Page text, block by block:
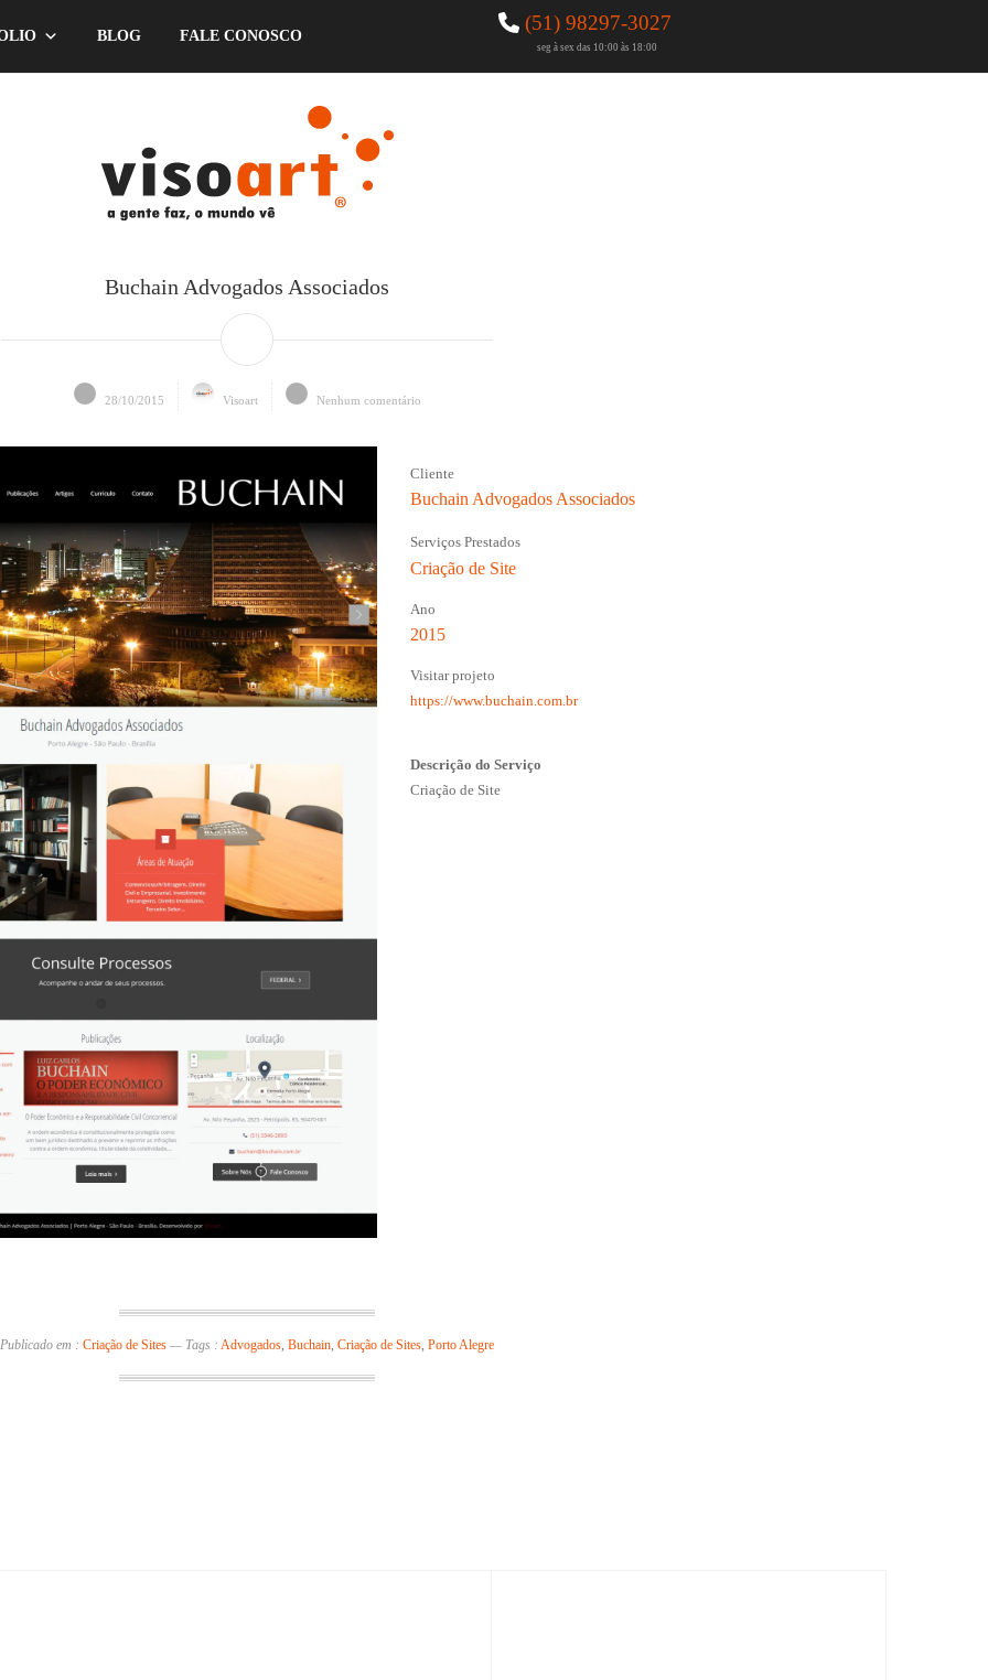
BLOG FALE CONOSCO
(51) 98297-3027
seg à sex das 10:00 às 18:00
Buchain Advogados Associados
28/10/2015 Visoart Nenhum comentário
Cliente
Buchain Advogados Associados
Serviços Prestados
Criação de Site
Ano
2015
Visitar projeto
https://www.buchain.com.br
Descrição do Serviço
Criação de Site
Publicado em : Criação de Sites — Tags : Advogados Buchain Criação de Sites Porto Alegre